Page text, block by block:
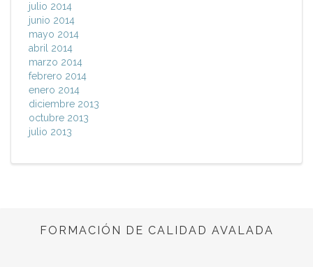
julio 2014
junio 2014
mayo 2014
abril 2014
marzo 2014
febrero 2014
enero 2014
diciembre 2013
octubre 2013
julio 2013
FORMACIÓN DE CALIDAD AVALADA